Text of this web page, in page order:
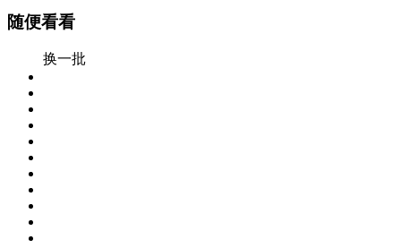
随便看看
换一批